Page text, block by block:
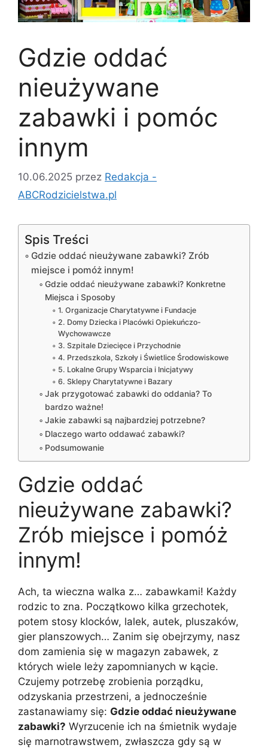
Gdzie oddać
nieużywane
zabawki i pomóc
innym
10.06.2025 przez Redakcja -
ABCRodzicielstwa.pl
Spis Treści
Gdzie oddać nieużywane zabawki? Zrób
miejsce i pomóż innym!
Gdzie oddać nieużywane zabawki? Konkretne
Miejsca i Sposoby
1. Organizacje Charytatywne i Fundacje
2. Domy Dziecka i Placówki Opiekuńczo-
Wychowawcze
3. Szpitale Dziecięce i Przychodnie
4. Przedszkola, Szkoły i Świetlice Środowiskowe
5. Lokalne Grupy Wsparcia i Inicjatywy
6. Sklepy Charytatywne i Bazary
Jak przygotować zabawki do oddania? To
bardzo ważne!
Jakie zabawki są najbardziej potrzebne?
Dlaczego warto oddawać zabawki?
Podsumowanie
Gdzie oddać
nieużywane zabawki?
Zrób miejsce i pomóż
innym!
Ach, ta wieczna walka z… zabawkami! Każdy
rodzic to zna. Początkowo kilka grzechotek,
potem stosy klocków, lalek, autek, pluszaków,
gier planszowych… Zanim się obejrzymy, nasz
dom zamienia się w magazyn zabawek, z
których wiele leży zapomnianych w kącie.
Czujemy potrzebę zrobienia porządku,
odzyskania przestrzeni, a jednocześnie
zastanawiamy się: Gdzie oddać nieużywane
zabawki? Wyrzucenie ich na śmietnik wydaje
się marnotrawstwem, zwłaszcza gdy są w